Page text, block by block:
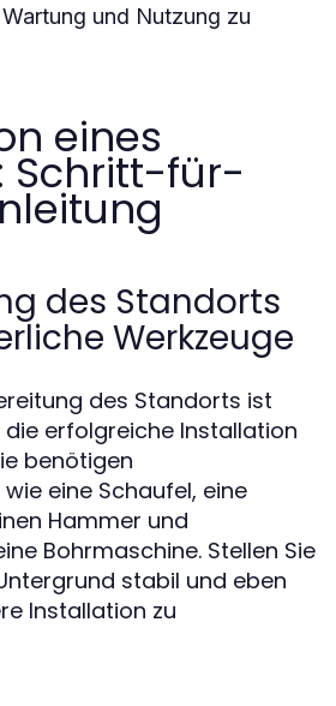
und Nutzung zu
eines
Schritt-für-
des Standorts
Werkzeuge
des Standorts ist
erfolgreiche Installation
benötigen
eine Schaufel, eine
Hammer und
Bohrmaschine. Stellen Sie
stabil und eben
Installation zu